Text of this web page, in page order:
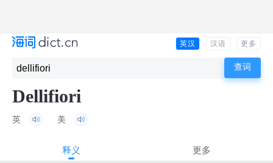
英汉 汉语 更多
Dellifiori
英 美
释义 更多